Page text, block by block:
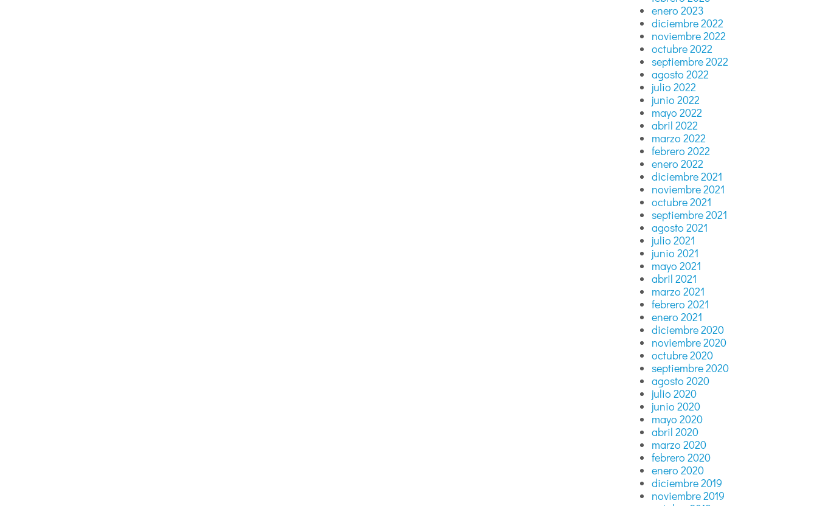
enero 2023
diciembre 2022
noviembre 2022
octubre 2022
septiembre 2022
agosto 2022
julio 2022
junio 2022
mayo 2022
abril 2022
marzo 2022
febrero 2022
enero 2022
diciembre 2021
noviembre 2021
octubre 2021
septiembre 2021
agosto 2021
julio 2021
junio 2021
mayo 2021
abril 2021
marzo 2021
febrero 2021
enero 2021
diciembre 2020
noviembre 2020
octubre 2020
septiembre 2020
agosto 2020
julio 2020
junio 2020
mayo 2020
abril 2020
marzo 2020
febrero 2020
enero 2020
diciembre 2019
noviembre 2019